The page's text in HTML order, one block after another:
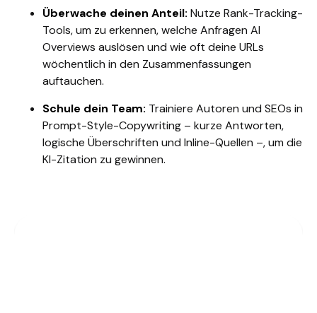
Überwache deinen Anteil: Nutze Rank-Tracking-
Tools, um zu erkennen, welche Anfragen AI
Overviews auslösen und wie oft deine URLs
wöchentlich in den Zusammenfassungen
auftauchen.
Schule dein Team: Trainiere Autoren und SEOs in
Prompt-Style-Copywriting – kurze Antworten,
logische Überschriften und Inline-Quellen –, um die
KI-Zitation zu gewinnen.